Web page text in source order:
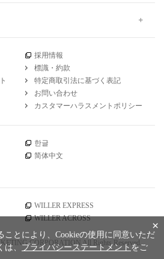
採用情報
標識・約款
特定商取引法に基づく表記
お問い合わせ
カスタマーハラスメントポリシー
한글
简体中文
WILLER EXPRESS
WILLER ACROSS
CORPORATION All Rights Reserved.
×
ことにより、Cookieの使用に同意いただ
は、プライバシーステートメント をご